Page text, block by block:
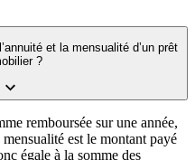
et la mensualité d’un prêt
?
remboursée sur une année,
est le montant payé
égale à la somme des